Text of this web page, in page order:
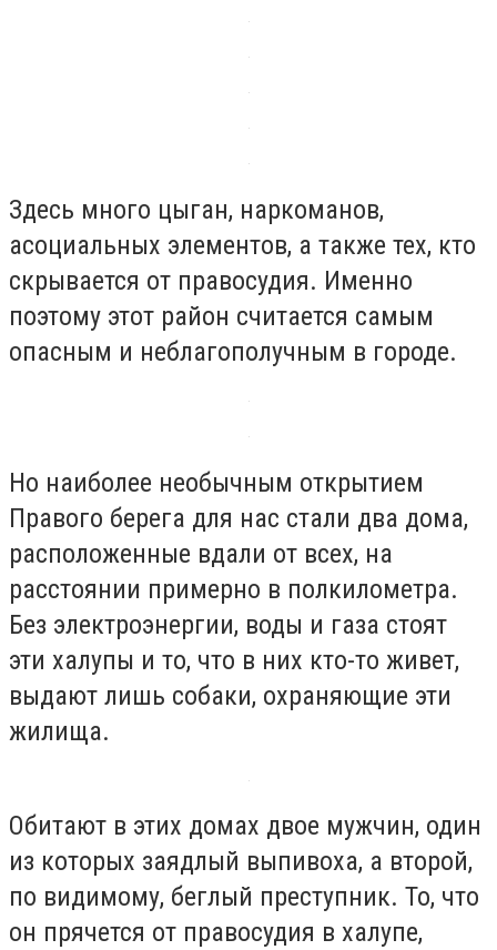
Здесь много цыган, наркоманов,
асоциальных элементов, а также тех, кто
скрывается от правосудия. Именно
поэтому этот район считается самым
опасным и неблагополучным в городе.
Но наиболее необычным открытием
Правого берега для нас стали два дома,
расположенные вдали от всех, на
расстоянии примерно в полкилометра.
Без электроэнергии, воды и газа стоят
эти халупы и то, что в них кто-то живет,
выдают лишь собаки, охраняющие эти
жилища.
Обитают в этих домах двое мужчин, один
из которых заядлый выпивоха, а второй,
по видимому, беглый преступник. То, что
он прячется от правосудия в халупе,